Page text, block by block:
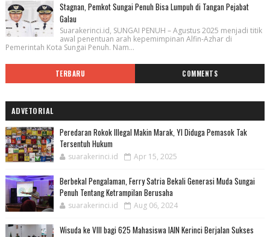
Stagnan, Pemkot Sungai Penuh Bisa Lumpuh di Tangan Pejabat
Galau
Suarakerinci.id, SUNGAI PENUH – Agustus 2025 menjadi titik
awal penentuan arah kepemimpinan Alfin-Azhar di
Pemerintah Kota Sungai Penuh. Nam...
TERBARU COMMENTS
ADVETORIAL
Peredaran Rokok Illegal Makin Marak, YI Diduga Pemasok Tak
Tersentuh Hukum
suarakerinci.id Apr 15, 2025
Berbekal Pengalaman, Ferry Satria Bekali Generasi Muda Sungai
Penuh Tentang Ketrampilan Berusaha
suarakerinci.id Aug 06, 2024
Wisuda ke VIII bagi 625 Mahasiswa IAIN Kerinci Berjalan Sukses